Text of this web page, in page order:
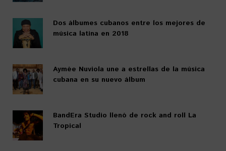
Dos álbumes cubanos entre los mejores de
música latina en 2018
Aymée Nuviola une a estrellas de la música
cubana en su nuevo álbum
BandEra Studio llenó de rock and roll La
Tropical